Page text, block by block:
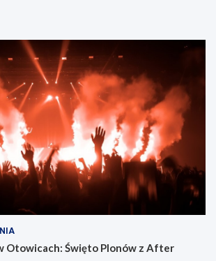
Otowicach: Święto Plonów z After